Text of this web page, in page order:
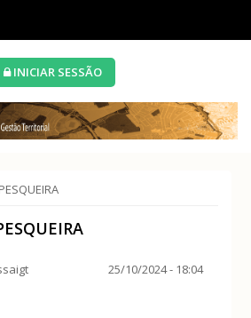
INICIAR SESSÃO
25/10/2024 - 18:04